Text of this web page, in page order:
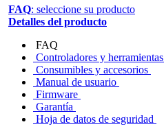
FAQ: seleccione su producto
Detalles del producto
FAQ
Controladores y herramientas
Consumibles y accesorios
Manual de usuario
Firmware
Garantía
Hoja de datos de seguridad